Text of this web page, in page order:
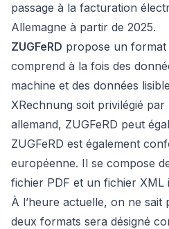
passage à la facturation
Allemagne à partir de 2025.
ZUGFeRD propose un
comprend à la fois des
machine et des données
XRechnung soit privilégié
allemand, ZUGFeRD peut
ZUGFeRD est également
européenne. Il se compose
fichier PDF et un fichier XML
À l’heure actuelle, on ne sait
deux formats sera désigné